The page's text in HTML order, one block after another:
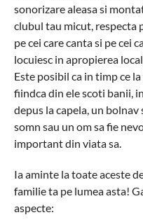
sonorizare aleasa si
clubul tau micut, respecta
pe cei care canta si pe cei
locuiesc in apropierea
Este posibil ca in timp ce
fiindca din ele scoti banii,
depus la capela, un bolnav
somn sau un om sa fie
important din viata sa.
Ia aminte la toate aceste
familie ta pe lumea asta!
aspecte: